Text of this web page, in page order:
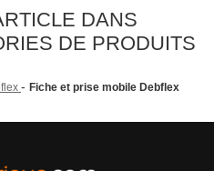
DANS
DE PRODUITS
- Fiche et prise mobile Debflex